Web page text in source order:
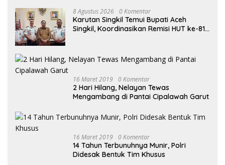
8 Agustus 2026 0 Komentar
Karutan Singkil Temui Bupati Aceh
Singkil, Koordinasikan Remisi HUT ke-81
16 Maret 2019 0 Komentar
2 Hari Hilang, Nelayan Tewas
Mengambang di Pantai Cipalawah Garut
16 Maret 2019 0 Komentar
14 Tahun Terbunuhnya Munir, Polri
Didesak Bentuk Tim Khusus